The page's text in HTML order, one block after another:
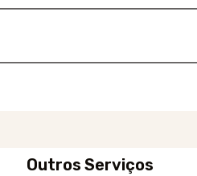
Outros Serviços